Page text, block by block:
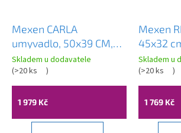
Mexen CARLA
umyvadlo, 50x39 CM,
mramor, 21555091
Průměrné
hodnocení
produktu
z
Skladem u dodavatele
(>20 ks )
1 979 Kč
Mexen
45x32
kamene,
Skladem u
(>20 ks )
1 769 Kč